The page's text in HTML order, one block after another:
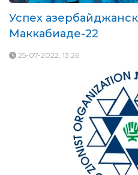
Успех
Маккабиаде-22
25-07-2022, 13:26